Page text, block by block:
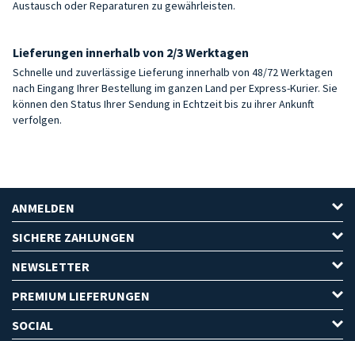
Austausch oder Reparaturen zu gewährleisten.
Lieferungen innerhalb von 2/3 Werktagen
Schnelle und zuverlässige Lieferung innerhalb von 48/72 Werktagen
nach Eingang Ihrer Bestellung im ganzen Land per Express-Kurier. Sie
können den Status Ihrer Sendung in Echtzeit bis zu ihrer Ankunft
verfolgen.
ANMELDEN
SICHERE ZAHLUNGEN
NEWSLETTER
PREMIUM LIEFERUNGEN
SOCIAL